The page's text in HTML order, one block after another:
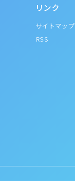
リンク
サイトマップ
RSS